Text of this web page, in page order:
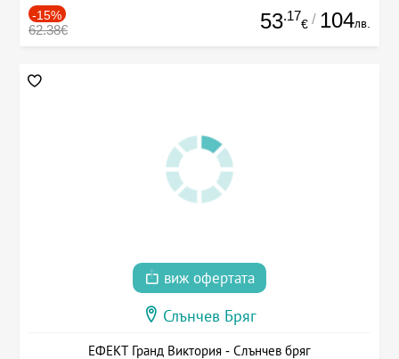
-15%
62.38€ 53.17
€ / 104лв.
виж офертата
Слънчев Бряг
ЕФЕКТ Гранд Виктория - Слънчев бряг